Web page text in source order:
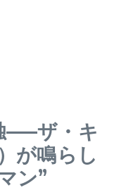
——ザ・キ
が鳴らし
ン”